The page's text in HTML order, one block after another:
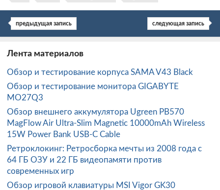
предыдущая запись следующая запись
Лента материалов
Обзор и тестирование корпуса SAMA V43 Black
Обзор и тестирование монитора GIGABYTE
MO27Q3
Обзор внешнего аккумулятора Ugreen PB570
MagFlow Air Ultra-Slim Magnetic 10000mAh Wireless
15W Power Bank USB-C Cable
Ретроклокинг: Ретросборка мечты из 2008 года с
64 ГБ ОЗУ и 22 ГБ видеопамяти против
современных игр
Обзор игровой клавиатуры MSI Vigor GK30